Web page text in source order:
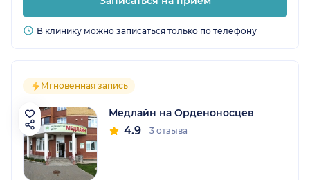
В клинику можно записаться только по телефону
Мгновенная запись
Медлайн на Орденоносцев
4.9 3 отзыва